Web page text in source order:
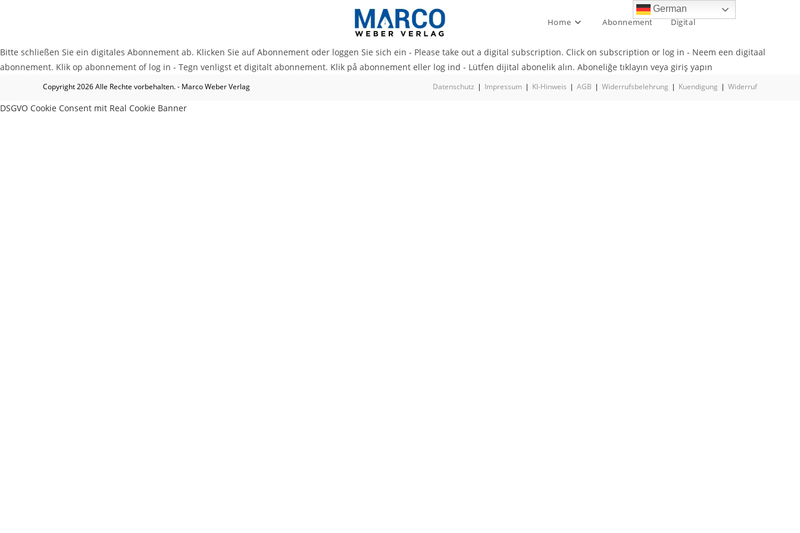
Home Abonnement Digital
Bitte schließen Sie ein digitales Abonnement ab. Klicken Sie auf Abonnement oder loggen Sie sich ein - Please take out a digital subscription. Click on subscription or log in - Neem een digitaal
abonnement. Klik op abonnement of log in - Tegn venligst et digitalt abonnement. Klik på abonnement eller log ind - Lütfen dijital abonelik alın. Aboneliğe tıklayın veya giriş yapın
Datenschutz Impressum KI-Hinweis AGB Widerrufsbelehrung Kuendigung Widerruf
Copyright 2026 Alle Rechte vorbehalten. - Marco Weber Verlag
German
DSGVO Cookie Consent mit Real Cookie Banner